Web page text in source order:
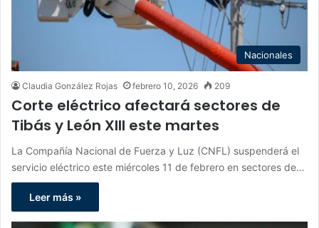
Nacionales
Claudia González Rojas febrero 10, 2026 209
Corte eléctrico afectará sectores de
Tibás y León XIII este martes
La Compañía Nacional de Fuerza y Luz (CNFL) suspenderá el
servicio eléctrico este miércoles 11 de febrero en sectores de…
Leer más »